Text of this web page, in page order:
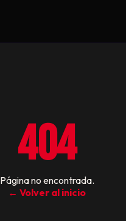
404
Página no encontrada.
← Volver al inicio